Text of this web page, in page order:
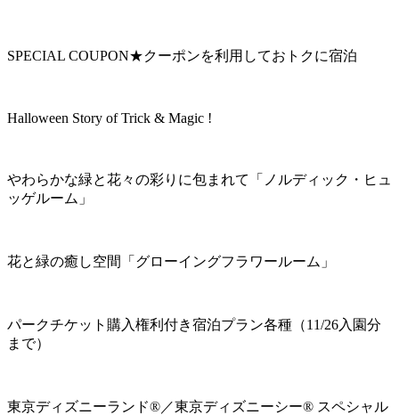
SPECIAL COUPON★クーポンを利用しておトクに宿泊
Halloween Story of Trick & Magic !
やわらかな緑と花々の彩りに包まれて「ノルディック・ヒュ
ッゲルーム」
花と緑の癒し空間「グローイングフラワールーム」
パークチケット購入権利付き宿泊プラン各種（11/26入園分
まで）
東京ディズニーランド®／東京ディズニーシー® スペシャル